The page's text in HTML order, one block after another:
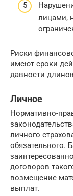
лицами,
Риски
имеют сроки
давности
Личное
Нормативно-
личного
обязательного.
договоров
возмещение
выплат.